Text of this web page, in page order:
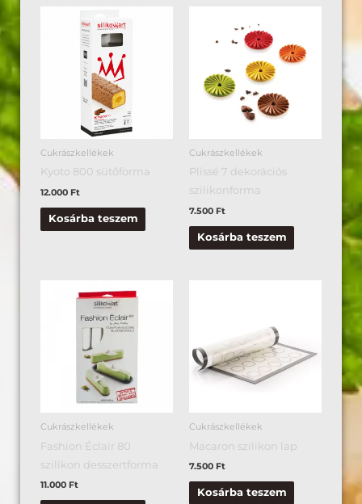
Cukrászkellékek
Kyoto 800 sütőforma
12.000 Ft
Kosárba teszem
Cukrászkellékek
Plissé 7 dekorációs
szilikonforma
7.500 Ft
Kosárba teszem
Cukrászkellékek
Fashion Éclair 80
szilikon desszertforma
11.000 Ft
Cukrászkellékek
Macaron szilikon lap
7.500 Ft
Kosárba teszem